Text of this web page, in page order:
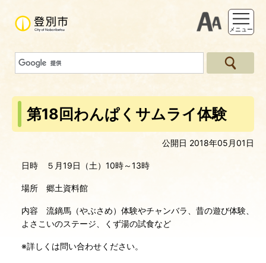
支援ツー
メニュー
第18回わんぱくサムライ体験
公開日 2018年05月01日
日時 ５月19日（土）10時～13時
場所 郷土資料館
内容 流鏑馬（やぶさめ）体験やチャンバラ、昔の遊び体験、
よさこいのステージ、くず湯の試食など
※詳しくは問い合わせください。